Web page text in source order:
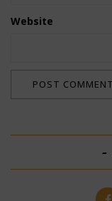
Website